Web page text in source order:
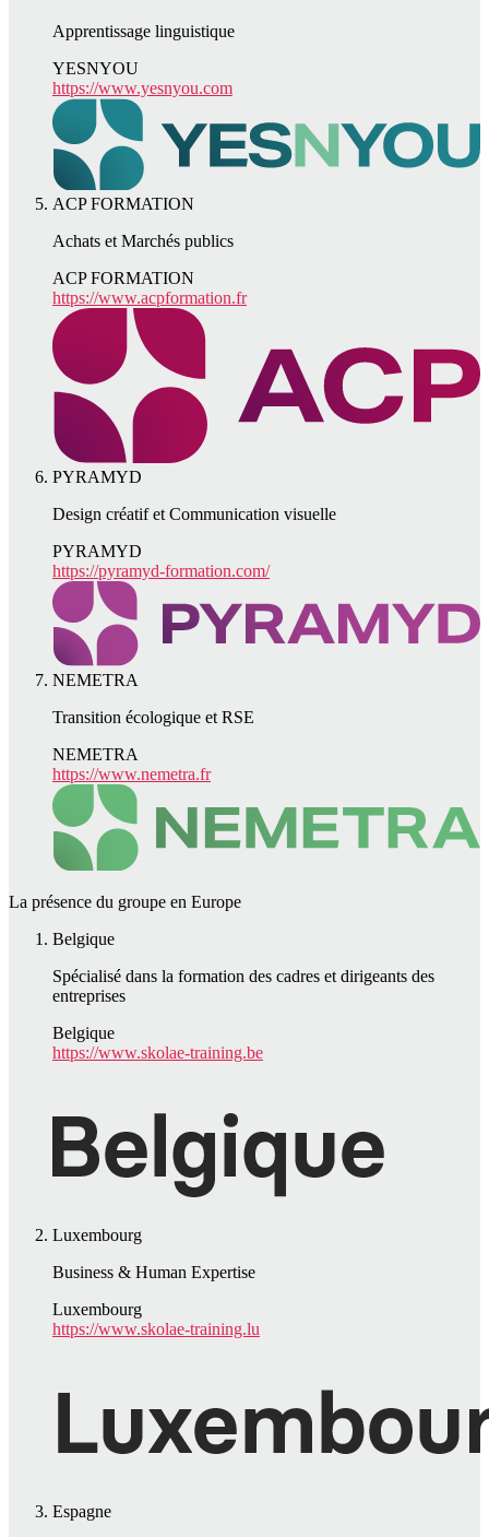
Apprentissage linguistique
YESNYOU
https://www.yesnyou.com
ACP FORMATION
Achats et Marchés publics
ACP FORMATION
https://www.acpformation.fr
PYRAMYD
Design créatif et Communication visuelle
PYRAMYD
https://pyramyd-formation.com/
NEMETRA
Transition écologique et RSE
NEMETRA
https://www.nemetra.fr
La présence du groupe en Europe
Belgique
Spécialisé dans la formation des cadres et dirigeants des
entreprises
Belgique
https://www.skolae-training.be
Luxembourg
Business & Human Expertise
Luxembourg
https://www.skolae-training.lu
Espagne